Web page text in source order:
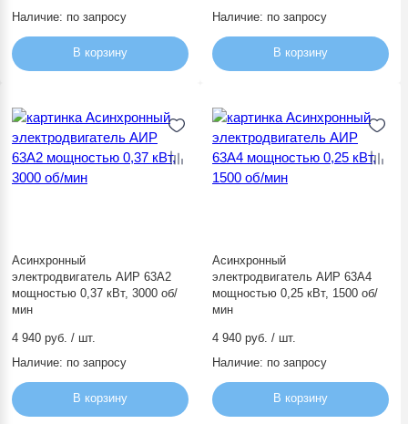
Наличие: по запросу
В корзину
Наличие: по запросу
В корзину
Асинхронный
электродвигатель АИР 63А2
мощностью 0,37 кВт, 3000 об/
мин
4 940 руб. / шт.
Наличие: по запросу
В корзину
Асинхронный
электродвигатель АИР 63А4
мощностью 0,25 кВт, 1500 об/
мин
4 940 руб. / шт.
Наличие: по запросу
В корзину